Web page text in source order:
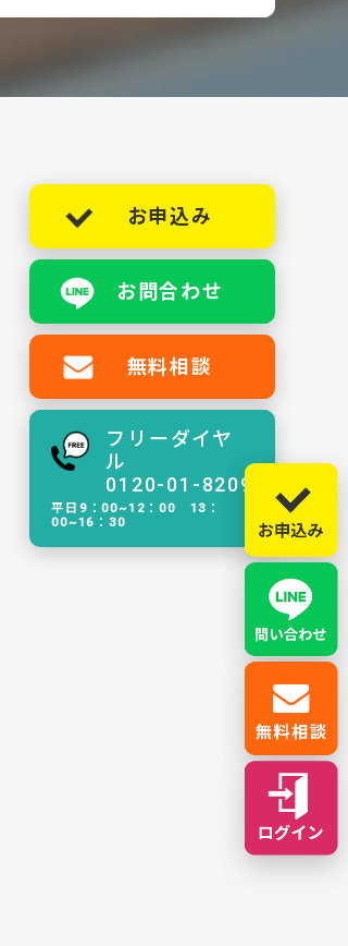
お申込み
お問合わせ
無料相談
フリーダイヤ
ル
0120-01-8209
平日9：00~12：00 13：
00~16：30